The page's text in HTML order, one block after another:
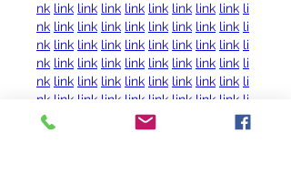
nk link link link link link link link link li
nk link link link link link link link link li
nk link link link link link link link link li
nk link link link link link link link link li
nk link link link link link link link link li
nk link link link link link link link link li
nk
link link link li